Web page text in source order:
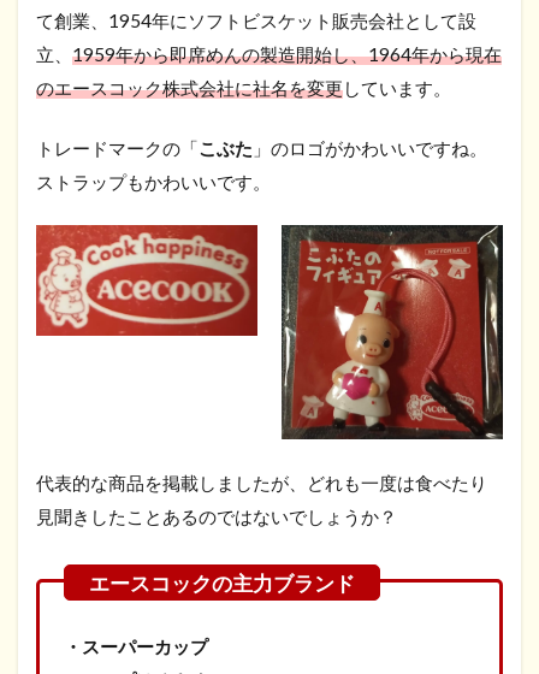
て創業、1954年にソフトビスケット販売会社として設
立、 1959年から即席めんの製造開始し、1964年から現在
のエースコック株式会社に社名を変更しています。
トレードマークの「こぶた 」のロゴがかわいいですね。
ストラップもかわいいです。
代表的な商品を掲載しましたが、どれも一度は食べたり
見聞きしたことあるのではないでしょうか？
・スーパーカップ